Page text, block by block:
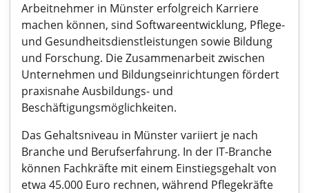
Arbeitnehmer in Münster erfolgreich Karriere
machen können, sind Softwareentwicklung, Pflege-
und Gesundheitsdienstleistungen sowie Bildung
und Forschung. Die Zusammenarbeit zwischen
Unternehmen und Bildungseinrichtungen fördert
praxisnahe Ausbildungs- und
Beschäftigungsmöglichkeiten.
Das Gehaltsniveau in Münster variiert je nach
Branche und Berufserfahrung. In der IT-Branche
können Fachkräfte mit einem Einstiegsgehalt von
etwa 45.000 Euro rechnen, während Pflegekräfte